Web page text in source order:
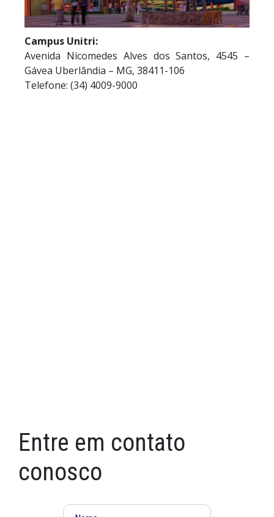
Campus Unitri:
Avenida Nicomedes Alves dos Santos, 4545 –
Gávea Uberlândia – MG, 38411-106
Telefone: (34) 4009-9000
Entre em contato
conosco